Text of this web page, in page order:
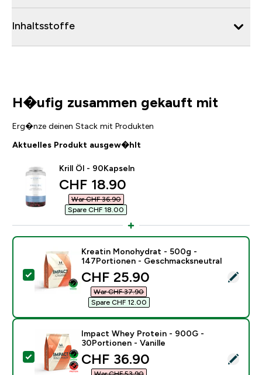
Inhaltsstoffe
H�ufig zusammen gekauft mit
Erg�nze deinen Stack mit Produkten
Aktuelles Produkt ausgew�hlt
Krill Öl - 90Kapseln
discounted price
CHF 18.90‎
War CHF 36.90‎
Spare CHF 18.00‎
Dieses Produkt ausw�hlen - Kreatin Monohydrat -
Kreatin Monohydrat - 500g -
147Portionen - Geschmacksneutral
discounted price
CHF 25.90‎
War CHF 37.90‎
Spare CHF 12.00‎
Dieses Produkt ausw�hlen - Impact Whey Protein -
Impact Whey Protein - 900G -
30Portionen - Vanille
discounted price
CHF 36.90‎